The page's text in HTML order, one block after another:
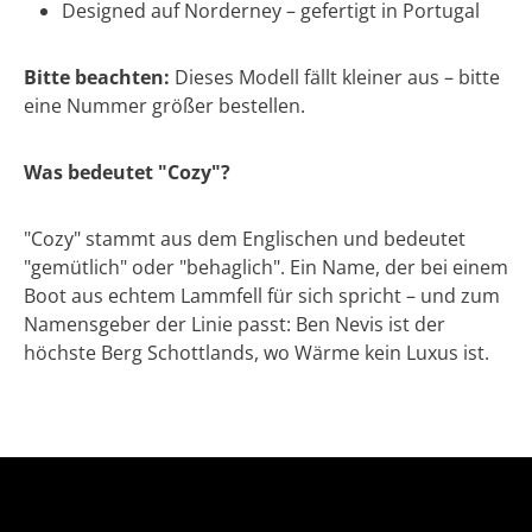
Designed auf Norderney – gefertigt in Portugal
Bitte beachten: Dieses Modell fällt kleiner aus – bitte
eine Nummer größer bestellen.
Was bedeutet "Cozy"?
"Cozy" stammt aus dem Englischen und bedeutet
"gemütlich" oder "behaglich". Ein Name, der bei einem
Boot aus echtem Lammfell für sich spricht – und zum
Namensgeber der Linie passt: Ben Nevis ist der
höchste Berg Schottlands, wo Wärme kein Luxus ist.